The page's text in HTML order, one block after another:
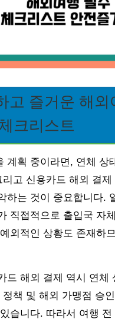
고 즐거운 해외
크리스트
계획 중이라면, 연체 상
고 신용카드 해외 결제
하는 것이 중요합니다.
직접적으로 출입국 자
외적인 상황도 존재하
드 해외 결제 역시 연체
정책 및 해외 가맹점 승
습니다. 따라서 여행 전